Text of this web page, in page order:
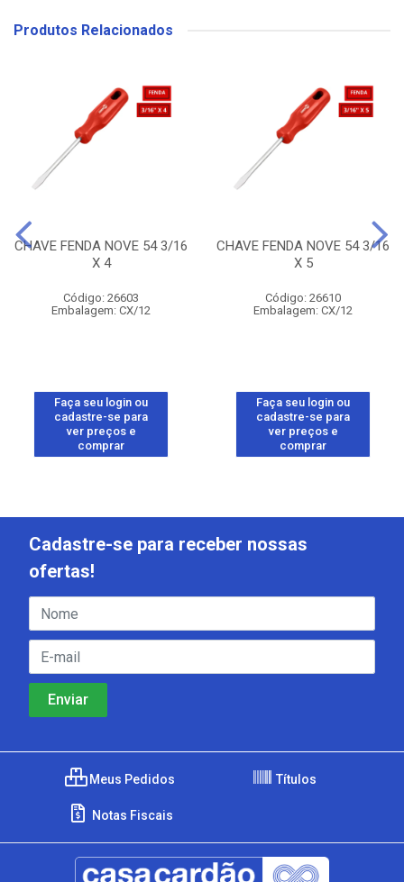
Produtos Relacionados
CHAVE FENDA NOVE 54 3/16
X 4
Código: 26603
Embalagem: CX/12
Faça seu login ou
cadastre-se para
ver preços e
comprar
CHAVE FENDA NOVE 54 3/16
X 5
Código: 26610
Embalagem: CX/12
Faça seu login ou
cadastre-se para
ver preços e
comprar
Cadastre-se para receber nossas
ofertas!
Meus Pedidos Títulos
Notas Fiscais